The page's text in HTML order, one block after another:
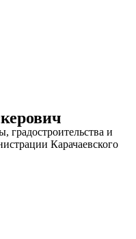
градостроительства и
Карачаевского